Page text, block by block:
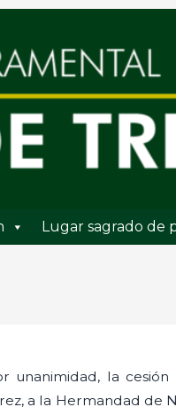
Lugar sagrado de
unanimidad, la cesión
a la Hermandad de